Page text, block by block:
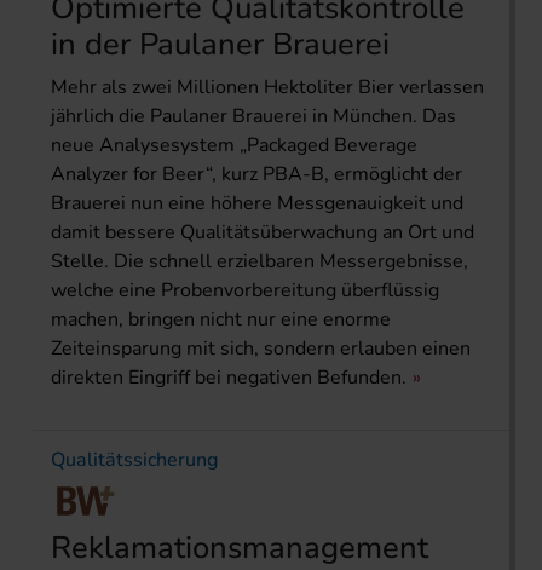
in der Paulaner Brauerei
Mehr als zwei Millionen Hektoliter Bier verlassen
jährlich die Paulaner Brauerei in München. Das
neue Analysesystem „Packaged Beverage
Analyzer for Beer“, kurz PBA-B, ermöglicht der
Brauerei nun eine höhere Messgenauigkeit und
damit bessere Qualitätsüberwachung an Ort und
Stelle. Die schnell erzielbaren Messergebnisse,
welche eine Probenvorbereitung überflüssig
machen, bringen nicht nur eine enorme
Zeiteinsparung mit sich, sondern erlauben einen
direkten Eingriff bei negativen Befunden.
Qualitätssicherung
Reklamationsmanagement